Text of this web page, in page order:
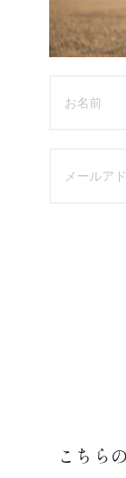
こちら